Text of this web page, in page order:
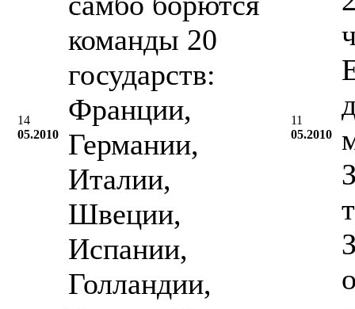
14
05.2010
команды 20
государств:
Франции,
Германии,
Италии,
Швеции,
Испании,
Голландии,
11
05.2010